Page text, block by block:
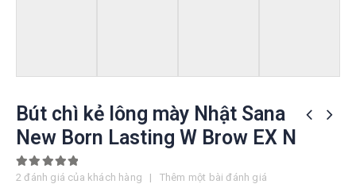
Bút chì kẻ lông mày Nhật Sana
New Born Lasting W Brow EX N
5.00out of 5
2 đánh giá của khách hàng | Thêm một bài đánh giá